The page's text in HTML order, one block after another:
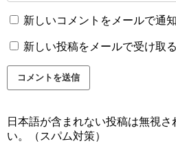
新しいコメントをメールで通知
新しい投稿をメールで受け取る
日本語が含まれない投稿は無視
い。（スパム対策）